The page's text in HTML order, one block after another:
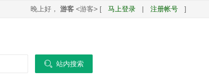
晚上好， 游客 <游客> [ 马上登录 | 注册帐号 ]
 站内搜索